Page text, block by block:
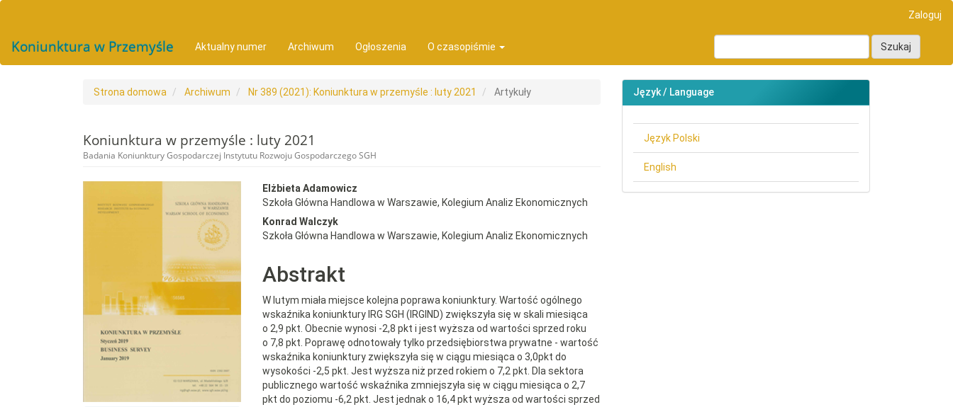
Zaloguj
Koniunktura w Przemyśle Aktualny numer Archiwum Ogłoszenia O czasopiśmie Szukaj
Strona domowa Archiwum Nr 389 (2021): Koniunktura w przemyśle : luty 2021 Artykuły
Koniunktura w przemyśle : luty 2021
Badania Koniunktury Gospodarczej Instytutu Rozwoju Gospodarczego SGH
##plugins.themes.bootstrap3.article.sidebar##
##plugins.themes.bootstrap3.article.main##
Elżbieta Adamowicz
Szkoła Główna Handlowa w Warszawie, Kolegium Analiz Ekonomicznych
Konrad Walczyk
Szkoła Główna Handlowa w Warszawie, Kolegium Analiz Ekonomicznych
Abstrakt
W lutym miała miejsce kolejna poprawa koniunktury. Wartość ogólnego
wskaźnika koniunktury IRG SGH (IRGIND) zwiększyła się w skali miesiąca
o 2,9 pkt. Obecnie wynosi -2,8 pkt i jest wyższa od wartości sprzed roku
o 7,8 pkt. Poprawę odnotowały tylko przedsiębiorstwa prywatne - wartość
wskaźnika koniunktury zwiększyła się w ciągu miesiąca o 3,0pkt do
wysokości -2,5 pkt. Jest wyższa niż przed rokiem o 7,2 pkt. Dla sektora
publicznego wartość wskaźnika zmniejszyła się w ciągu miesiąca o 2,7
pkt do poziomu -6,2 pkt. Jest jednak o 16,4 pkt wyższa od wartości sprzed
Język / Language
Język Polski
English